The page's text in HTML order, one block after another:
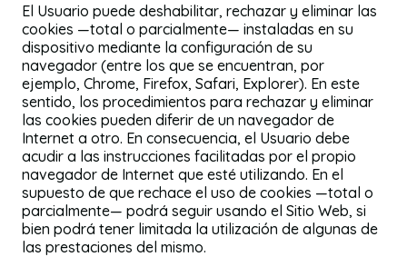
El Usuario puede deshabilitar, rechazar y eliminar las
cookies —total o parcialmente— instaladas en su
dispositivo mediante la configuración de su
navegador (entre los que se encuentran, por
ejemplo, Chrome, Firefox, Safari, Explorer). En este
sentido, los procedimientos para rechazar y eliminar
las cookies pueden diferir de un navegador de
Internet a otro. En consecuencia, el Usuario debe
acudir a las instrucciones facilitadas por el propio
navegador de Internet que esté utilizando. En el
supuesto de que rechace el uso de cookies —total o
parcialmente— podrá seguir usando el Sitio Web, si
bien podrá tener limitada la utilización de algunas de
las prestaciones del mismo.